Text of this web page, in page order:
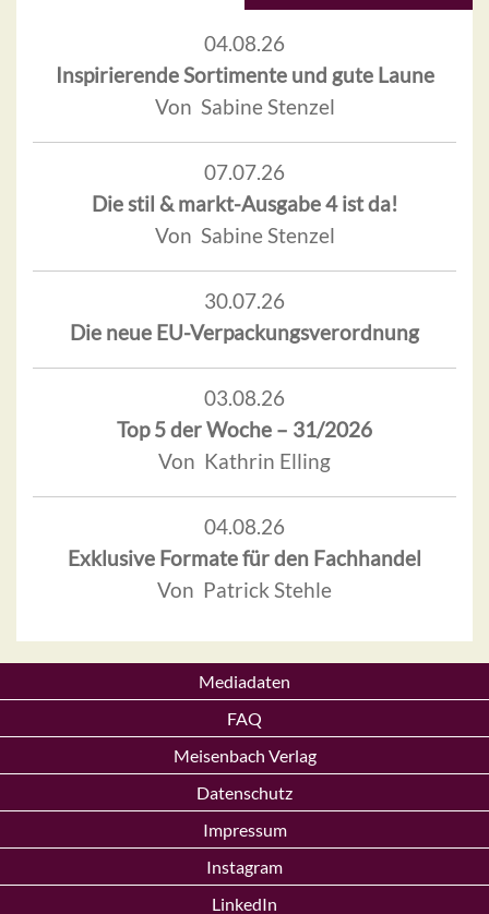
04.08.26
Inspirierende Sortimente und gute Laune
Von Sabine Stenzel
07.07.26
Die stil & markt-Ausgabe 4 ist da!
Von Sabine Stenzel
30.07.26
Die neue EU-Verpackungsverordnung
03.08.26
Top 5 der Woche – 31/2026
Von Kathrin Elling
04.08.26
Exklusive Formate für den Fachhandel
Von Patrick Stehle
Mediadaten
FAQ
Meisenbach Verlag
Datenschutz
Impressum
Instagram
LinkedIn